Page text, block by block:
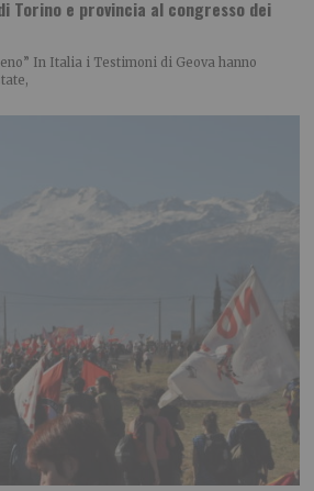
Torino e provincia al congresso dei
In Italia i Testimoni di Geova hanno